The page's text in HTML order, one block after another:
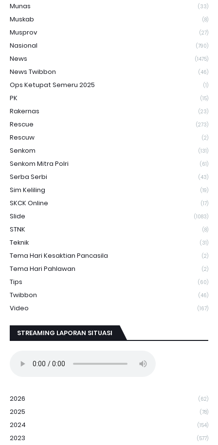
Munas (33)
Muskab (8)
Musprov (27)
Nasional (790)
News (1475)
News Twibbon (46)
Ops Ketupat Semeru 2025 (1)
PK (15)
Rakernas (23)
Rescue (273)
Rescuw (2)
Senkom (131)
Senkom Mitra Polri (61)
Serba Serbi (43)
Sim Keliling (19)
SKCK Online (17)
Slide (1083)
STNK (8)
Teknik (31)
Tema Hari Kesaktian Pancasila (2)
Tema Hari Pahlawan (2)
Tips (60)
Twibbon (46)
Video (167)
STREAMING LAPORAN SITUASI
2026 (62)
2025 (78)
2024 (154)
2023 (577)